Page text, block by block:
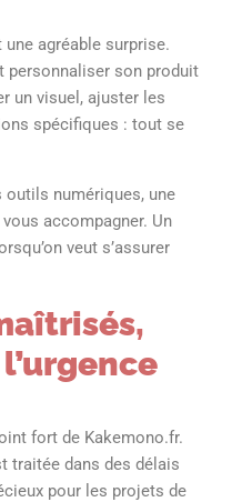
agréable surprise.
personnaliser son produit
un visuel, ajuster les
spécifiques : tout se
outils numériques, une
accompagner. Un
veut s’assurer
fort de Kakemono.fr.
traitée dans des délais
pour les projets de